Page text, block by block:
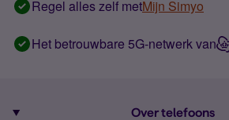
Regel alles zelf metMijn Simyo
Het betrouwbare 5G-netwerk van
Over telefoons